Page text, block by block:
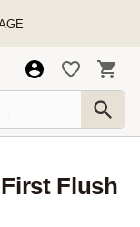
Flush